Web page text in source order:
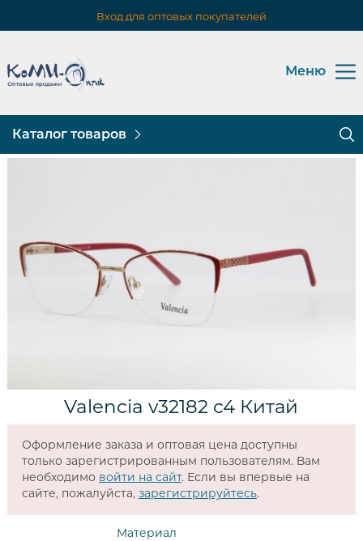
Вход для оптовых покупателей
Меню
Каталог товаров
Valencia v32182 c4 Китай
Оформление заказа и оптовая цена доступны
только зарегистрированным пользователям. Вам
необходимо войти на сайт. Если вы впервые на
сайте, пожалуйста, зарегистрируйтесь.
Материал